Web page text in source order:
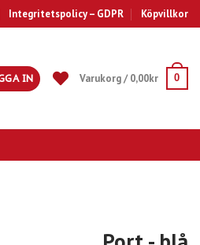
Integritetspolicy – GDPR Köpvillkor
IN Varukorg /0,00kr 0